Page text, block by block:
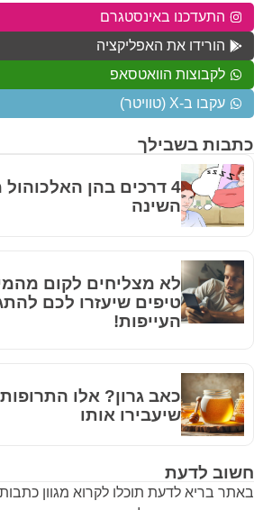
חשוב לדעת
באתר בריא לדעת תוכלו לקרוא מגוון
כתבות בשבילך
4 דרכים בהן
השינה
טיפים שיעזרו לכם
העייפות!
כאב גרון? אלו
שיעבירו אותו
התעדכנו באינסטגרם
הורידו את האפליקציה
לקבוצות הוואטסאפ
עקבו ב-X (טוויטר)